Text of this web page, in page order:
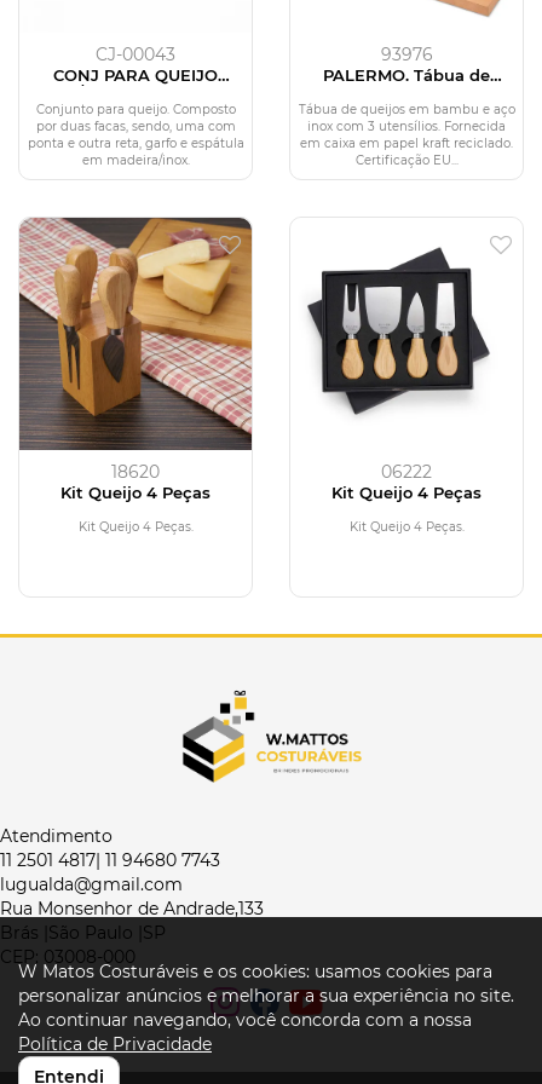
CJ-00043
CONJ PARA QUEIJO
INOX/MADEIRA - 4 PÇS -
COM CAIXA
Conjunto para queijo. Composto
por duas facas, sendo, uma com
ponta e outra reta, garfo e espátula
em madeira/inox.
93976
PALERMO. Tábua de
inox com 3 utensílios
Tábua de queijos em bambu e aço
inox com 3 utensílios. Fornecida
em caixa em papel kraft reciclado.
Certificação EU...
18620
Kit Queijo 4 Peças
Kit Queijo 4 Peças.
06222
Kit Queijo 4 Peças
Kit Queijo 4 Peças.
Atendimento
11 2501 4817| 11 94680 7743
lugualda@gmail.com
Rua Monsenhor de Andrade,133
Brás |São Paulo |SP
CEP: 03008-000
W Matos Costuráveis e os cookies: usamos cookies para
personalizar anúncios e melhorar a sua experiência no site.
Ao continuar navegando, você concorda com a nossa
Política de Privacidade
Entendi